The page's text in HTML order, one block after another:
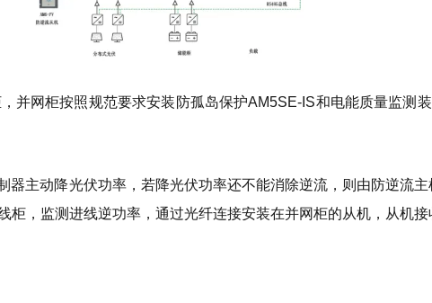
并网柜按照规范要求安装防孤岛保护AM5SE-IS和电能质量监测
主动降光伏功率，若降光伏功率还不能消除逆流，则由防逆流
，监测进线逆功率，通过光纤连接安装在并网柜的从机，从机